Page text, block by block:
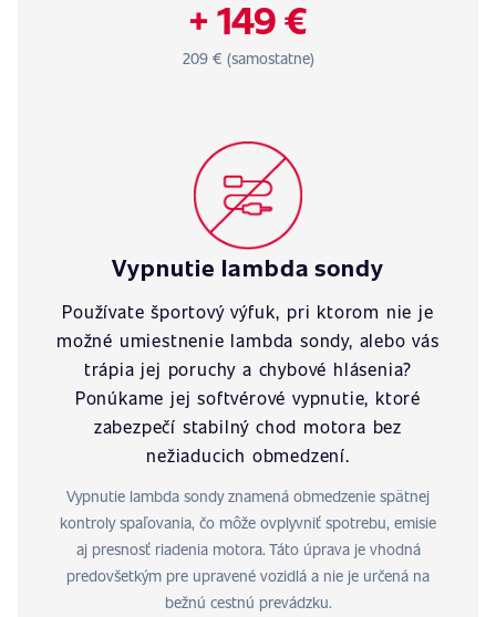
+ 149 €
209 € (samostatne)
Vypnutie lambda sondy
Používate športový výfuk, pri ktorom nie je
možné umiestnenie lambda sondy, alebo vás
trápia jej poruchy a chybové hlásenia?
Ponúkame jej softvérové vypnutie, ktoré
zabezpečí stabilný chod motora bez
nežiaducich obmedzení.
Vypnutie lambda sondy znamená obmedzenie spätnej
kontroly spaľovania, čo môže ovplyvniť spotrebu, emisie
aj presnosť riadenia motora. Táto úprava je vhodná
predovšetkým pre upravené vozidlá a nie je určená na
bežnú cestnú prevádzku.